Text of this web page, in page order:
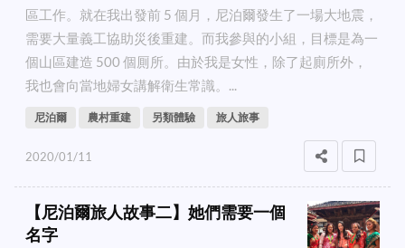
區工作。就在我出發前 5 個月，尼泊爾發生了一場大地震，
需要大量義工協助災後重建。而我參與的小組，目標是為一
個山區建造 500 個厠所。由於我是女性，除了起廁所外，
我也會向當地婦女講解衛生常識。...
尼泊爾 農村重建 另類體驗 旅人旅事
2020/01/11
【尼泊爾旅人故事二】她們需要一個
名字